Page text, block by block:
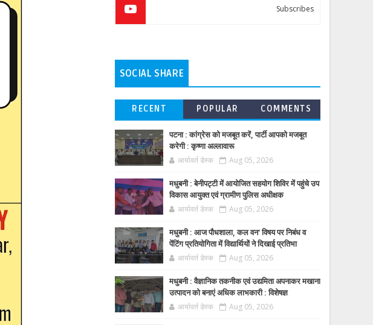
Subscribes
SOCIAL SHARE
RECENT POPULAR COMMENTS
पटना : कांग्रेस को मजबूत करें, पार्टी आपको मजबूत
करेगी : कृष्णा अल्लावारू
आर्यावर्त डेस्क Aug 05, 2026
मधुबनी : बेनीपट्टी में आयोजित सहयोग शिविर में पहुंचे उप
विकास आयुक्त एवं ग्रामीण पुलिस अधीक्षक
आर्यावर्त डेस्क Aug 05, 2026
मधुबनी : आज पौधशाला, कल वन' विषय पर निबंध व
पेंटिंग प्रतियोगिता में विद्यार्थियों ने दिखाई प्रतिभा
आर्यावर्त डेस्क Aug 05, 2026
मधुबनी : वैज्ञानिक तकनीक एवं उद्यमिता अपनाकर मखाना
उत्पादन को बनाएं अधिक लाभकारी : विशेषज्ञ
आर्यावर्त डेस्क Aug 05, 2026